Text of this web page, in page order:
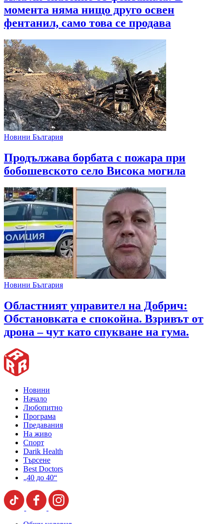
момента няма нищо друго освен
фентанил, само това се продава
Новини България
Продължава борбата с пожара при
бобошевското село Висока могила
Новини България
Областният управител на Добрич:
Обстановката е спокойна. Взривът от
дрона – чут като спукване на гума.
Новини
Начало
Любопитно
Програма
Предавания
На живо
Спорт
Darik Health
Търсене
Best Doctors
„40 до 40“